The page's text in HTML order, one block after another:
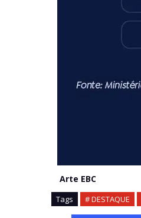
Arte EBC
Tags # DESTAQUE